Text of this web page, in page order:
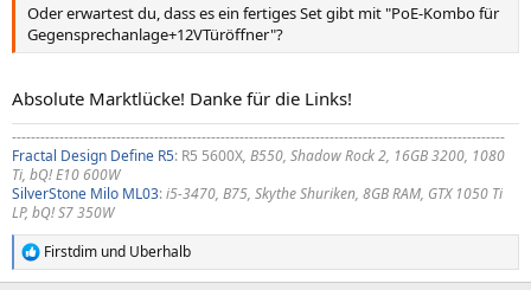
Oder erwartest du, dass es ein fertiges Set gibt mit "PoE-Kombo für
Gegensprechanlage+12VTüröffner"?
Absolute Marktlücke! Danke für die Links!
--------------------------------------------------------------------------------------------------------
Fractal Design Define R5: R5 5600X, B550, Shadow Rock 2, 16GB 3200, 1080
Ti, bQ! E10 600W
SilverStone Milo ML03:i5-3470, B75, Skythe Shuriken, 8GB RAM, GTX 1050 Ti
LP, bQ! S7 350W
R
e
Firstdim und Uberhalb